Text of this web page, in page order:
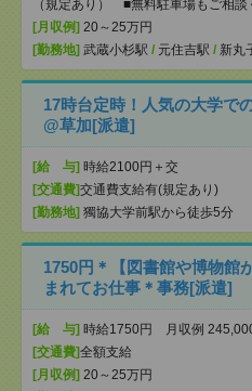
（規定あり） ■無料駐車場もご相談
[月収例] 20～25万円
[勤務地] 武蔵小杉駅 / 元住吉駅 / 新丸
17時台定時！人気の大学で
@草加[派遣]
[給 与] 時給2100円＋交
[交通費]交通費支給有(規定あり)
[勤務地] 獨協大学前駅から徒歩5分
1750円＊【図書館や博物館
まれてお仕事＊事務[派遣]
[給 与] 時給1750円 月収例
[交通費]全額支給
[月収例] 20～25万円